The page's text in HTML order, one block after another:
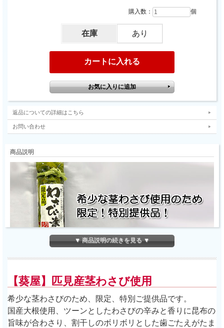
購入数： 個
在庫 あり
返品についての詳細はこちら
お問い合わせ
商品説明
▼ 商品説明の続きを見る ▼
【葵屋】匹見産茎わさび使用
希少な茎わさびのため、限定、特別ご提供品です。
国産大根使用、ツーンとしたわさびの辛みと香りに昆布の
旨味が合わさり、割干しのボリボリとした歯ごたえがたま